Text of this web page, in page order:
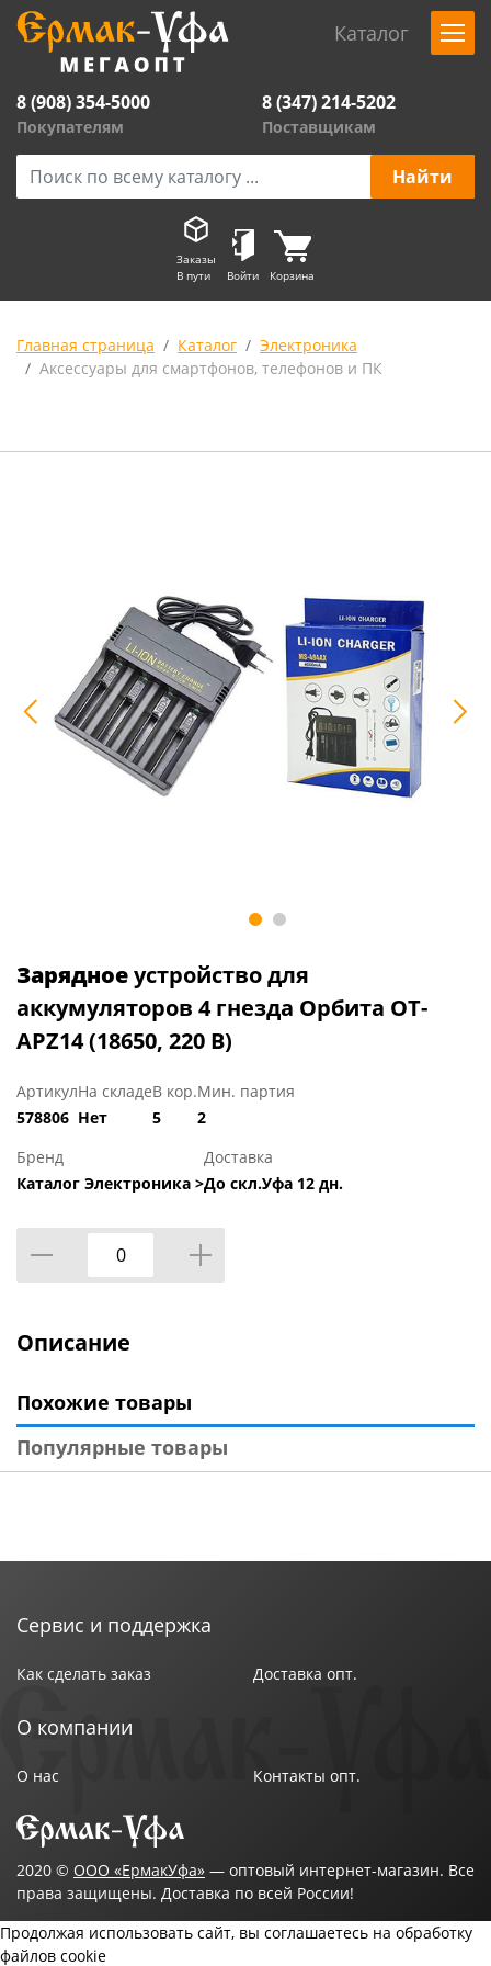
Каталог
8 (908) 354-5000
Покупателям
8 (347) 214-5202
Поставщикам
Заказы
В пути
Войти Корзина
Главная страница Каталог
Электроника
Аксессуары для смартфонов, телефонов и ПК
Зарядноеустройство для
аккумуляторов 4 гнезда Орбита OT-
APZ14 (18650, 220 В)
Артикул
578806
На складе
Нет
В кор.
5
Мин. партия
2
Бренд
Каталог Электроника >
Доставка
До скл.Уфа 12 дн.
Описание
Похожие товары
Популярные товары
Сервис и поддержка
Как сделать заказ Доставка опт.
О компании
О нас Контакты опт.
2020 © ООО «ЕрмакУфа» — оптовый интернет-магазин. Все
права защищены. Доставка по всей России!
Продолжая использовать сайт, вы соглашаетесь на обработку
файлов cookie